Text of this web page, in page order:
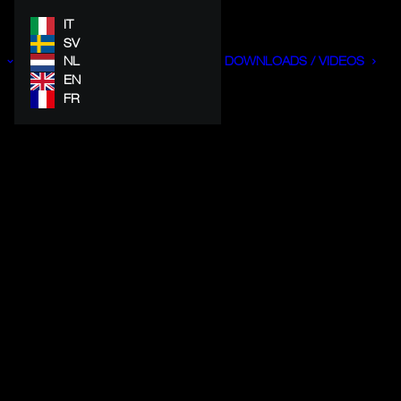
IT
SV
NL
EN
FR
DOWNLOADS / VIDEOS